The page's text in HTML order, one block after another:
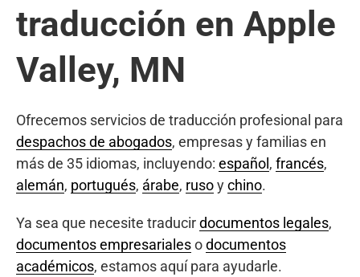
traducción en Apple
Valley, MN
Ofrecemos servicios de traducción profesional para
despachos de abogados, empresas y familias en
más de 35 idiomas, incluyendo: español , francés,
alemán, portugués, árabe, rusoychino.
Ya sea que necesite traducirdocumentos legales,
documentos empresarialesodocumentos
académicos, estamos aquí para ayudarle.